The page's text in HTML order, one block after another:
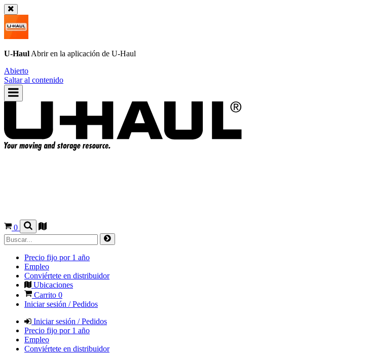
U-Haul Abrir en la aplicación de U-Haul
Abierto
Saltar al contenido
0
Precio fijo por 1 año
Empleo
Conviértete en distribuidor
Ubicaciones
Carrito 0
Iniciar sesión / Pedidos
Iniciar sesión / Pedidos
Precio fijo por 1 año
Empleo
Conviértete en distribuidor